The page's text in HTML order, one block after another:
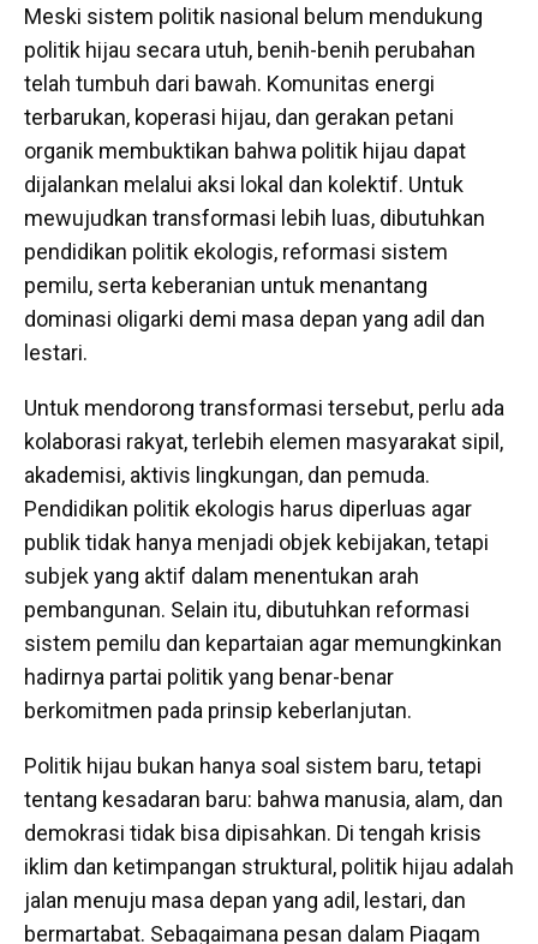
Meski sistem politik nasional belum mendukung
politik hijau secara utuh, benih-benih perubahan
telah tumbuh dari bawah. Komunitas energi
terbarukan, koperasi hijau, dan gerakan petani
organik membuktikan bahwa politik hijau dapat
dijalankan melalui aksi lokal dan kolektif. Untuk
mewujudkan transformasi lebih luas, dibutuhkan
pendidikan politik ekologis, reformasi sistem
pemilu, serta keberanian untuk menantang
dominasi oligarki demi masa depan yang adil dan
lestari.
Untuk mendorong transformasi tersebut, perlu ada
kolaborasi rakyat, terlebih elemen masyarakat sipil,
akademisi, aktivis lingkungan, dan pemuda.
Pendidikan politik ekologis harus diperluas agar
publik tidak hanya menjadi objek kebijakan, tetapi
subjek yang aktif dalam menentukan arah
pembangunan. Selain itu, dibutuhkan reformasi
sistem pemilu dan kepartaian agar memungkinkan
hadirnya partai politik yang benar-benar
berkomitmen pada prinsip keberlanjutan.
Politik hijau bukan hanya soal sistem baru, tetapi
tentang kesadaran baru: bahwa manusia, alam, dan
demokrasi tidak bisa dipisahkan. Di tengah krisis
iklim dan ketimpangan struktural, politik hijau adalah
jalan menuju masa depan yang adil, lestari, dan
bermartabat. Sebagaimana pesan dalam Piagam